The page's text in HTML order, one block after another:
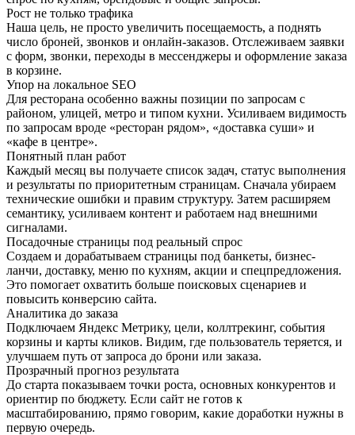
Рост не только трафика
Наша цель, не просто увеличить посещаемость, а поднять
число броней, звонков и онлайн-заказов. Отслеживаем заявки
с форм, звонки, переходы в мессенджеры и оформление заказа
в корзине.
Упор на локальное SEO
Для ресторана особенно важны позиции по запросам с
районом, улицей, метро и типом кухни. Усиливаем видимость
по запросам вроде «ресторан рядом», «доставка суши» и
«кафе в центре».
Понятный план работ
Каждый месяц вы получаете список задач, статус выполнения
и результаты по приоритетным страницам. Сначала убираем
технические ошибки и правим структуру. Затем расширяем
семантику, усиливаем контент и работаем над внешними
сигналами.
Посадочные страницы под реальный спрос
Создаем и дорабатываем страницы под банкеты, бизнес-
ланчи, доставку, меню по кухням, акции и спецпредложения.
Это помогает охватить больше поисковых сценариев и
повысить конверсию сайта.
Аналитика до заказа
Подключаем Яндекс Метрику, цели, коллтрекинг, события
корзины и карты кликов. Видим, где пользователь теряется, и
улучшаем путь от запроса до брони или заказа.
Прозрачный прогноз результата
До старта показываем точки роста, основных конкурентов и
ориентир по бюджету. Если сайт не готов к
масштабированию, прямо говорим, какие доработки нужны в
первую очередь.